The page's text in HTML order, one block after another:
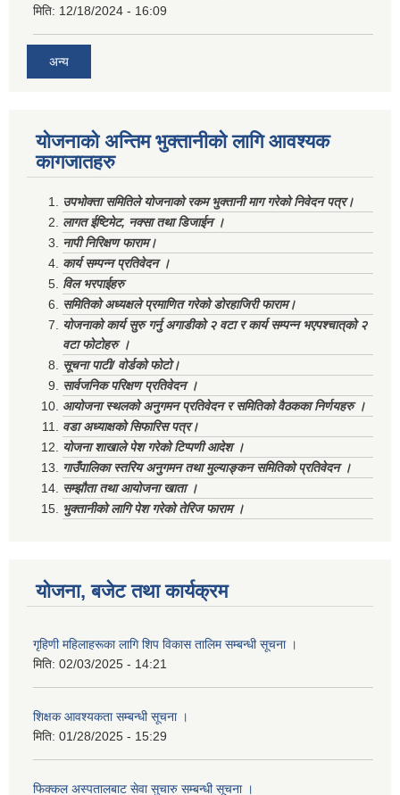
मिति: 12/18/2024 - 16:09
अन्य
योजनाको अन्तिम भुक्तानीको लागि आवश्यक
कागजातहरु
उपभोक्ता समितिले योजनाको रकम भुक्तानी माग गरेको निवेदन पत्र।
लागत ईष्टिमेट, नक्सा तथा डिजाईन ।
नापी निरिक्षण फाराम।
कार्य सम्पन्न प्रतिवेदन ।
विल भरपाईहरु
समितिको अध्यक्षले प्रमाणित गरेको डोरहाजिरी फाराम।
योजनाको कार्य सुरु गर्नु अगाडीको २ वटा र कार्य सम्पन्न भएपश्चात्‌को २
वटा फोटोहरु ।
सूचना पाटी/ वोर्डको फोटो।
सार्वजनिक परिक्षण प्रतिवेदन ।
आयोजना स्थलको अनुगमन प्रतिवेदन र समितिको वैठकका निर्णयहरु ।
वडा अध्याक्षको सिफारिस पत्र।
योजना शाखाले पेश गरेको टिप्पणी आदेश ।
गाउँपालिका स्तरिय अनुगमन तथा मुल्याङ्कन समितिको प्रतिवेदन ।
सम्झौता तथा आयोजना खाता ।
भुक्तानीको लागि पेश गरेको तेरिज फाराम ।
योजना, बजेट तथा कार्यक्रम
गृहिणी महिलाहरूका लागि शिप विकास तालिम सम्बन्धी सूचना ‌।
मिति: 02/03/2025 - 14:21
शिक्षक आवश्यकता सम्बन्धी सूचना ।
मिति: 01/28/2025 - 15:29
फिक्कल अस्पतालबाट सेवा सुचारु सम्बन्धी सूचना ।